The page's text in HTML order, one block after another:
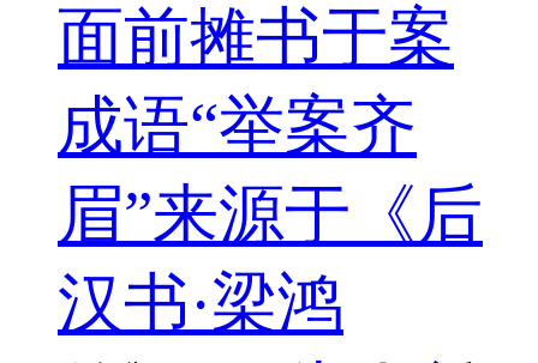
面前摊书于案
成语“举案齐
眉”来源于《后
汉书·梁鸿